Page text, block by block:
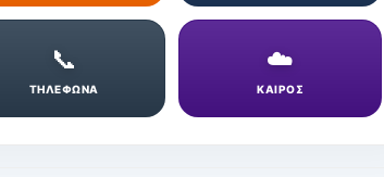
📞
ΤΗΛΕΦΩΝΑ
☁️
ΚΑΙΡΟΣ